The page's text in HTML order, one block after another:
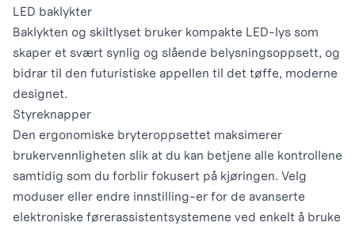
LED baklykter
Baklykten og skiltlyset bruker kompakte LED-lys som
skaper et svært synlig og slående belysningsoppsett, og
bidrar til den futuristiske appellen til det tøffe, moderne
designet.
Styreknapper
Den ergonomiske bryteroppsettet maksimerer
brukervennligheten slik at du kan betjene alle kontrollene
samtidig som du forblir fokusert på kjøringen. Velg
moduser eller endre innstilling-er for de avanserte
elektroniske førerassistentsystemene ved enkelt å bruke